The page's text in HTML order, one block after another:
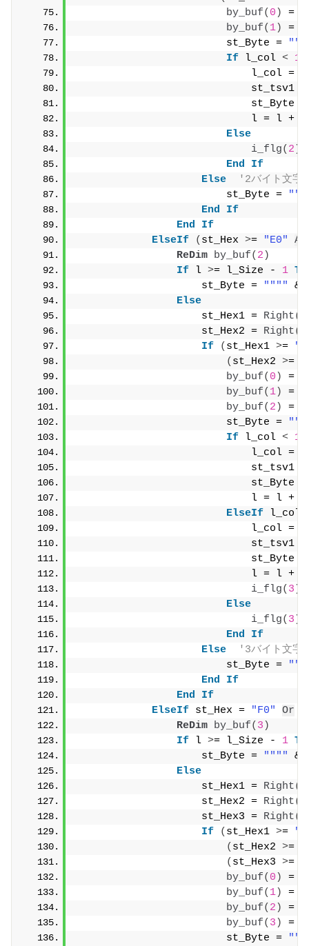
by_buf( 0 ) =
by_buf( 1) =
                        st_Byte =
""
If l_col < 16
l_col =
st_tsv1
st_Byte
                            l = l +
Else
i_flg( 2 )
End
If
Else
'2バイト文字
                        st_Byte =
""
End
If
End
If
ElseIf
( st_Hex >= "E0"
ReDim by_buf( 2 )
If l >= l_Size - 1
                    st_Byte =
"" "" &
Else
                    st_Hex1 =
Right(
                    st_Hex2 =
Right(
If
( st_Hex1 >=
( st_Hex2 >=
by_buf( 0 ) =
by_buf( 1) =
by_buf( 2 ) =
                        st_Byte =
""
If l_col < 15
l_col =
st_tsv1
st_Byte
                            l = l +
ElseIf l_col
l_col =
st_tsv1
st_Byte
                            l = l +
i_flg( 3 )
Else
i_flg( 3 )
End
If
Else
'3バイト文字
                        st_Byte =
""
End
If
End
If
ElseIf st_Hex = "F0" Or
ReDim by_buf( 3 )
If l >= l_Size - 1
                    st_Byte =
"" "" &
Else
                    st_Hex1 =
Right(
                    st_Hex2 =
Right(
                    st_Hex3 =
Right(
If
( st_Hex1 >=
( st_Hex2 >=
( st_Hex3 >=
by_buf( 0 ) =
by_buf( 1) =
by_buf( 2 ) =
by_buf( 3 ) =
                        st_Byte =
""